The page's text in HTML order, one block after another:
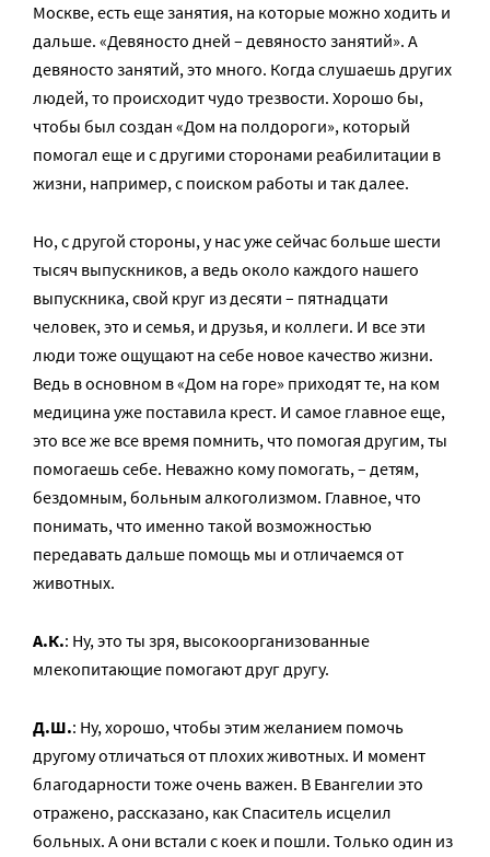
Москве, есть еще занятия, на которые можно ходить и
дальше. «Девяносто дней – девяносто занятий». А
девяносто занятий, это много. Когда слушаешь других
людей, то происходит чудо трезвости. Хорошо бы,
чтобы был создан «Дом на полдороги», который
помогал еще и с другими сторонами реабилитации в
жизни, например, с поиском работы и так далее.
Но, с другой стороны, у нас уже сейчас больше шести
тысяч выпускников, а ведь около каждого нашего
выпускника, свой круг из десяти – пятнадцати
человек, это и семья, и друзья, и коллеги. И все эти
люди тоже ощущают на себе новое качество жизни.
Ведь в основном в «Дом на горе» приходят те, на ком
медицина уже поставила крест. И самое главное еще,
это все же все время помнить, что помогая другим, ты
помогаешь себе. Неважно кому помогать, – детям,
бездомным, больным алкоголизмом. Главное, что
понимать, что именно такой возможностью
передавать дальше помощь мы и отличаемся от
животных.
А.К.: Ну, это ты зря, высокоорганизованные
млекопитающие помогают друг другу.
Д.Ш.: Ну, хорошо, чтобы этим желанием помочь
другому отличаться от плохих животных. И момент
благодарности тоже очень важен. В Евангелии это
отражено, рассказано, как Спаситель исцелил
больных. А они встали с коек и пошли. Только один из